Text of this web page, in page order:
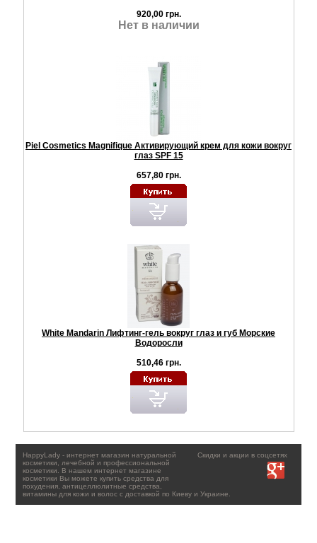
920,00 грн.
Нет в наличии
Piel Cosmetics Magnifique Активирующий крем для кожи вокруг
глаз SPF 15
657,80 грн.
White Mandarin Лифтинг-гель вокруг глаз и губ Морские
Водоросли
510,46 грн.
Скидки и акции в соцсетях
HappyLady - интернет магазин натуральной
косметики, лечебной и профессиональной
косметики. В нашем интернет магазине
косметики Вы можете купить средства для
похудения, антицеллюлитные средства,
витамины для кожи и волос с доставкой по Киеву и Украине.